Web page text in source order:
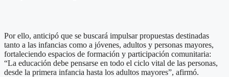
Por ello, anticipó que se buscará impulsar propuestas destinadas
tanto a las infancias como a jóvenes, adultos y personas mayores,
fortaleciendo espacios de formación y participación comunitaria:
“La educación debe pensarse en todo el ciclo vital de las personas,
desde la primera infancia hasta los adultos mayores”, afirmó.